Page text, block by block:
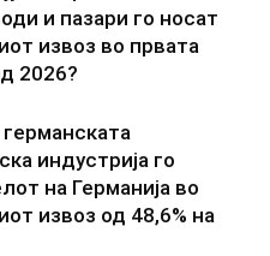
и пазари го носат
извоз во првата
2026?
индустрија го
на Германија во
извоз од 48,6% на